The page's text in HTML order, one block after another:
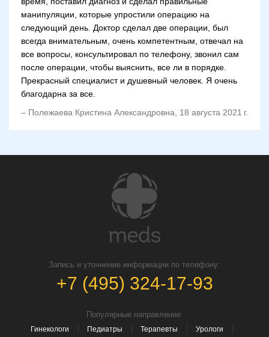
манипуляции, которые упростили операцию на
следующий день. Доктор сделал две операции, был
всегда внимательным, очень компетентным, отвечал на
все вопросы, консультировал по телефону, звонил сам
после операции, чтобы выяснить, все ли в порядке.
Прекрасный специалист и душевный человек. Я очень
благодарна за все.
– Полежаева Кристина Александровна, 18 августа 2021 г.
Запись и уточнение информации по телефону:
+7 (495) 324-17-93
Популярные направление:
Гинекологи Педиатры Терапевты
Урологи